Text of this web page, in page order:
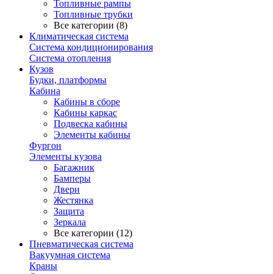
Топливные рампы
Топливные трубки
Все категории (8)
Климатическая система
Система кондиционирования
Система отопления
Кузов
Будки, платформы
Кабина
Кабины в сборе
Кабины каркас
Подвеска кабины
Элементы кабины
Фургон
Элементы кузова
Багажник
Бамперы
Двери
Жестянка
Защита
Зеркала
Все категории (12)
Пневматическая система
Вакуумная система
Краны